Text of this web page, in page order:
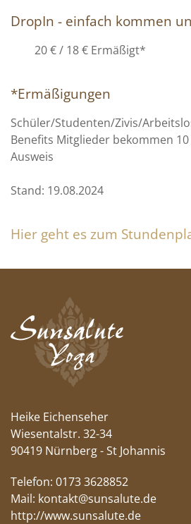
DropIn - einfach kommen
20 € / 18 € Ermäßigt*
*Ermäßigungen
Schüler/Studenten/Zivis/
Benefits Mitglieder bekommen
Ausweis
Stand: 19.08.2024
Hier geht es zum
Heike Eichenseher
Wiesentalstr. 32-34
90419 Nürnberg - St Johannis
Telefon: 0173 3628852
Mail: kontakt@sunsalute.de
http://www.sunsalute.de